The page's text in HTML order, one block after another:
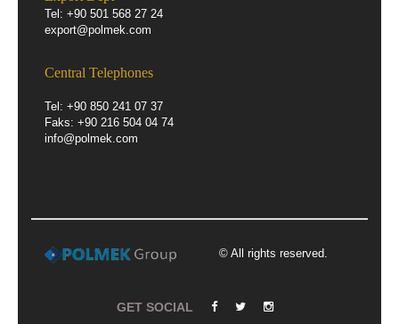
Tel: +90 501 568 27 24
export@polmek.com
Central Telephones
Tel: +90 850 241 07 37
Faks: +90 216 504 04 74
info@polmek.com
© All rights reserved.
GET SOCIAL